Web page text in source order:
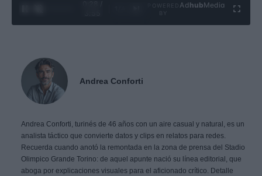
Ad hubMedia
Andrea Conforti
Andrea Conforti, turinés de 46 años con un aire casual y natural, es un
analista táctico que convierte datos y clips en relatos para redes.
Recuerda cuando anotó la remontada en la zona de prensa del Stadio
Olimpico Grande Torino: de aquel apunte nació su línea editorial, que
aboga por explicaciones visuales para el aficionado crítico. Detalle